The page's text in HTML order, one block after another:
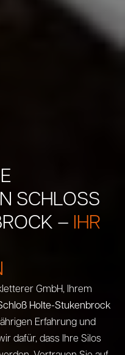
SCHLOSS H
–
IHR
GmbH, Ihrem
Holte-Stukenbrock
Erfahrung und
dafür, dass Ihre Silos